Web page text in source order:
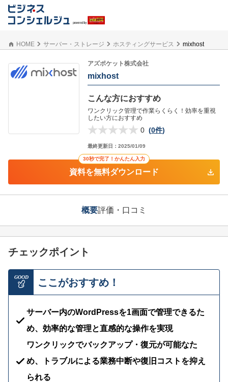
HOME サーバー・ストレージ ホスティングサービス mixhost
アズポケット株式会社
mixhost
こんな方におすすめ
ワンクリック管理で作業らくらく！効率を重視
したい方におすすめ
0 (0件)
最終更新日： 2025/01/09
30秒で完了！かんたん入力
資料を無料ダウンロード
概要評価・口コミ
チェックポイント
GOOD ここがおすすめ！
サーバー内のWordPressを1画面で管理できるた
め、効率的な管理と直感的な操作を実現
ワンクリックでバックアップ・復元が可能なた
め、トラブルによる業務中断や復旧コストを抑え
られる